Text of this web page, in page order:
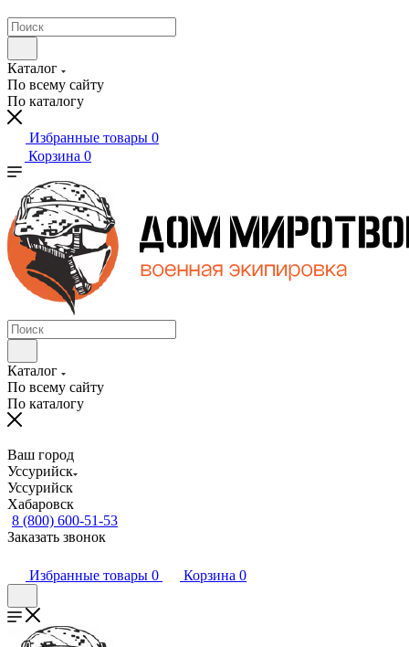
Каталог
По всему сайту
По каталогу
Избранные товары 0
Корзина 0
Каталог
По всему сайту
По каталогу
Ваш город
Уссурийск
Уссурийск
Хабаровск
8 (800) 600-51-53
Заказать звонок
Избранные товары 0 Корзина 0